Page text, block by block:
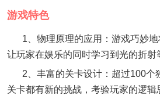
游戏特色
1、物理原理的应用：游戏巧妙地
让玩家在娱乐的同时学习到光的折射
2、丰富的关卡设计：超过100个
关卡都有新的挑战，考验玩家的逻